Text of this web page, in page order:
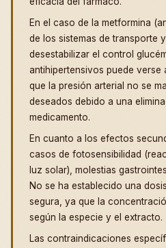
En el caso de la metformina
de los sistemas de transporte
desestabilizar el control
antihipertensivos puede
que la presión arterial no se
deseados debido a una
medicamento.
En cuanto a los efectos
casos de fotosensibilidad
luz solar), molestias
No se ha establecido una
segura, ya que la
según la especie y el extracto.
Las contraindicaciones